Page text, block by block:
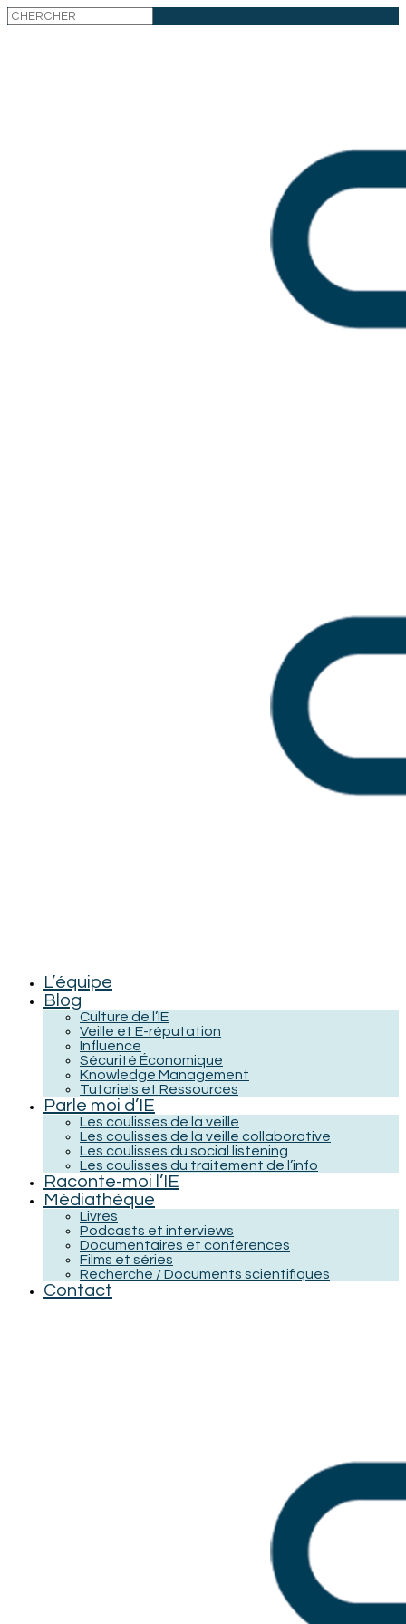
L’équipe
Blog
Culture de l’IE
Veille et E-réputation
Influence
Sécurité Économique
Knowledge Management
Tutoriels et Ressources
Parle moi d’IE
Les coulisses de la veille
Les coulisses de la veille collaborative
Les coulisses du social listening
Les coulisses du traitement de l’info
Raconte-moi l’IE
Médiathèque
Livres
Podcasts et interviews
Documentaires et conférences
Films et séries
Recherche / Documents scientifiques
Contact